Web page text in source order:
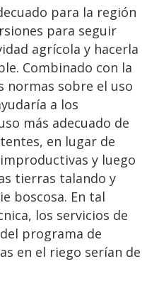
para la región
para seguir
agrícola y hacerla
Combinado con la
normas sobre el uso
a los
más adecuado de
en lugar de
y luego
tierras talando y
boscosa. En tal
los servicios de
programa de
en el riego serían de